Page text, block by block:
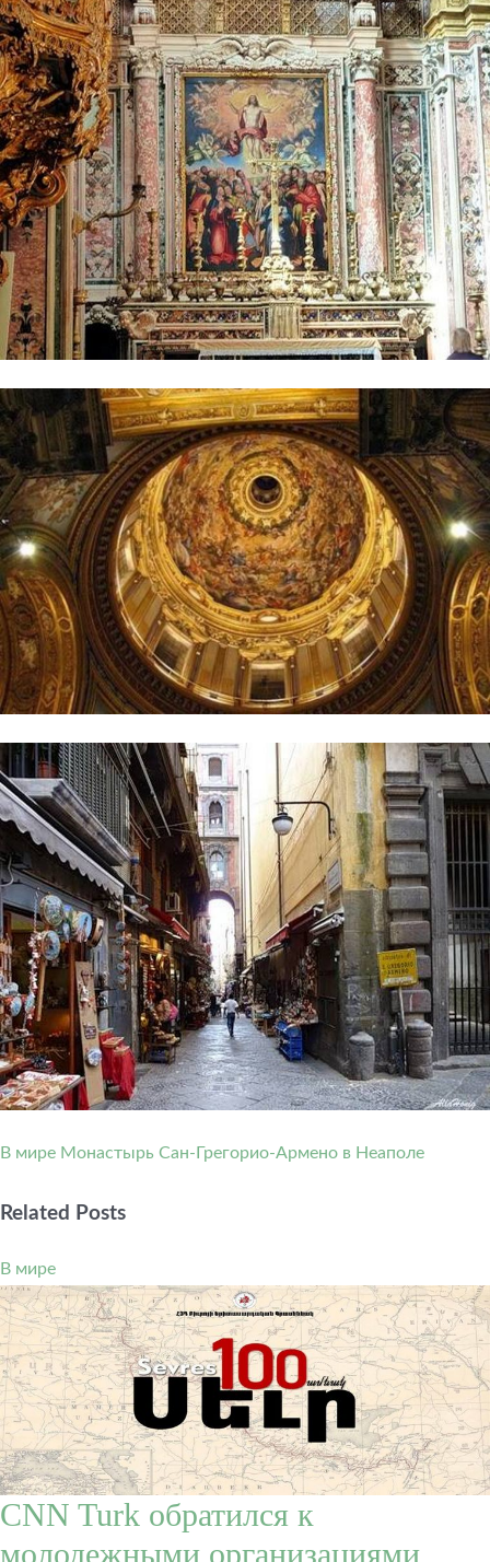
В мире Монастырь Сан-Грегорио-Армено в Неаполе
Related Posts
В мире
CNN Turk обратился к
молодежными организациями